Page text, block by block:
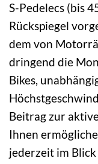
S-Pedelecs (bis
Rückspiegel
dem von
dringend die
Bikes,
Beitrag zur
Ihnen
jederzeit im